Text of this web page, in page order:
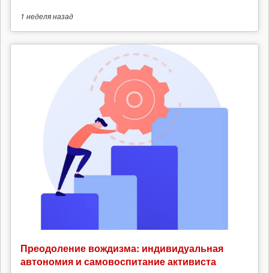
1 неделяназад
Преодоление вождизма: индивидуальная
автономия и самовоспитание активиста